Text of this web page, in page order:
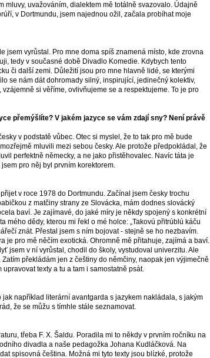
mluvy, uvažováním, dialektem mě totálně svazovalo. Údajně
v Dortmundu, jsem najednou ožil, začala probíhat moje
jsem vyrůstal. Pro mne doma spíš znamená místo, kde zrovna
tedy v současné době Divadlo Komedie. Kdybych tento
či další zemi. Důležití jsou pro mne hlavně lidé, se kterými
se nám dát dohromady silný, inspirující, jedinečný kolektiv,
si věříme, ovlivňujeme se a respektujeme. To je pro
přemýšlíte? V jakém jazyce se vám zdají sny? Není právě
v podstatě vůbec. Otec si myslel, že to tak pro mě bude
mluvili mezi sebou česky. Ale protože předpokládal, že
perfektně německy, a ne jako přistěhovalec. Navíc táta je
pro něj byl prvním korektorem.
v roce 1978 do Dortmundu. Začínal jsem česky trochu
z matčiny strany ze Slovácka, mám dodnes slovácký
baví. Je zajímavé, do jaké míry je někdy spojený s konkrétní
dědy, kterou mi řekl o mé holce: „Takovú přitrúblú káču
znát. Přestal jsem s ním bojovat - stejně se ho nezbavím.
je pro mě něčím exotická. Ohromně mě přitahuje, zajímá a baví.
jsem v ní vyrůstal, chodil do školy, vystudoval univerzitu. Ale
překládám jen z češtiny do němčiny, naopak jen výjimečně
texty a tu a tam i samostatně psát.
například literární avantgarda s jazykem nakládala, s jakým
že se můžu s tímhle stále seznamovat.
třeba F. X. Šaldu. Poradila mi to někdy v prvním ročníku na
divadla a naše pedagožka Johana Kudláčková. Na
spisovná čeština. Možná mi tyto texty jsou blízké, protože